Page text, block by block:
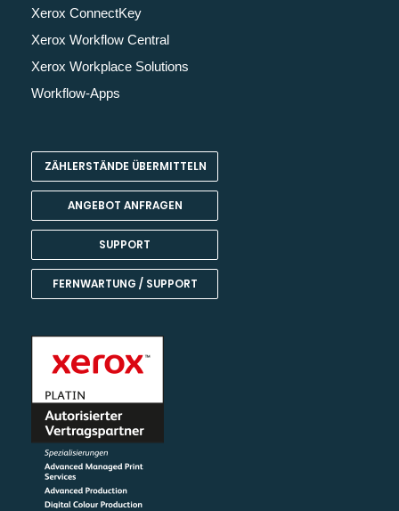
Xerox ConnectKey
Xerox Workflow Central
Xerox Workplace Solutions
Workflow-Apps
ZÄHLERSTÄNDE ÜBERMITTELN
ANGEBOT ANFRAGEN
SUPPORT
FERNWARTUNG / SUPPORT